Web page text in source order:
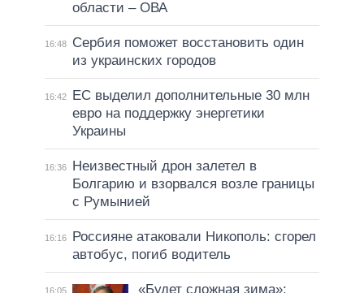
области – ОВА
16:48
Сербия поможет восстановить один
из украинских городов
16:42
ЕС выделил дополнительные 30 млн
евро на поддержку энергетики
Украины
16:36
Неизвестный дрон залетел в
Болгарию и взорвался возле границы
с Румынией
16:16
Россияне атаковали Никополь: сгорел
автобус, погиб водитель
16:05
«Будет сложная зима»: